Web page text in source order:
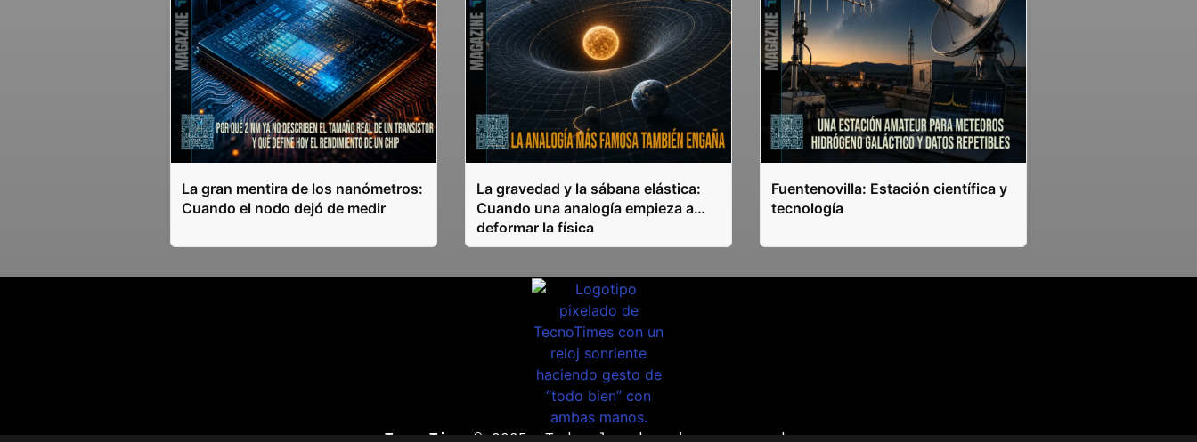
La gran mentira de los nanómetros:
Cuando el nodo dejó de medir
La gravedad y la sábana elástica:
Cuando una analogía empieza a
deformar la física
Fuentenovilla: Estación científica y
tecnología